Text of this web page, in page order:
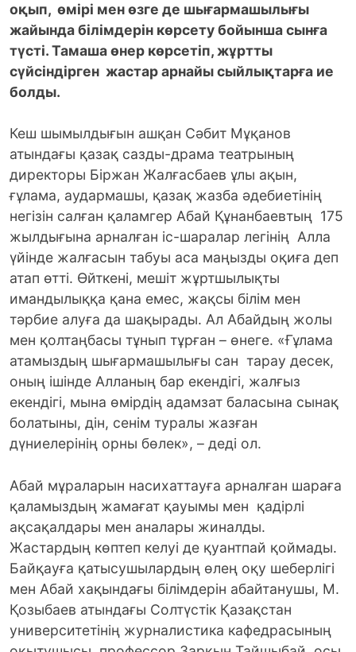
оқып, өмірі мен өзге де шығармашылығы
жайында білімдерін көрсету бойынша сынға
түсті. Тамаша өнер көрсетіп, жұртты
сүйсіндірген жастар арнайы сыйлықтарға ие
болды.
Кеш шымылдығын ашқан Сәбит Мұқанов
атындағы қазақ сазды-драма театрының
директоры Біржан Жалғасбаев ұлы ақын,
ғұлама, аудармашы, қазақ жазба әдебиетінің
негізін салған қаламгер Абай Құнанбаевтың 175
жылдығына арналған іс-шаралар легінің Алла
үйінде жалғасын табуы аса маңызды оқиға деп
атап өтті. Өйткені, мешіт жұртшылықты
имандылыққа қана емес, жақсы білім мен
тәрбие алуға да шақырады. Ал Абайдың жолы
мен қолтаңбасы тұнып тұрған – өнеге. «Ғұлама
атамыздың шығармашылығы сан тарау десек,
оның ішінде Алланың бар екендігі, жалғыз
екендігі, мына өмірдің адамзат баласына сынақ
болатыны, дін, сенім туралы жазған
дүниелерінің орны бөлек», – деді ол.
Абай мұраларын насихаттауға арналған шараға
қаламыздың жамағат қауымы мен қадірлі
ақсақалдары мен аналары жиналды.
Жастардың көптеп келуі де қуантпай қоймады.
Байқауға қатысушылардың өлең оқу шеберлігі
мен Абай хақындағы білімдерін абайтанушы, М.
Қозыбаев атындағы Солтүстік Қазақстан
университетінің журналистика кафедрасының